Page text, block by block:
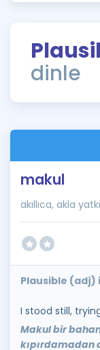
Rehberlik
ÖSYM
İngilizce
dinle
makul
akıllıca, akla
Plausible (adj)
I stood still,
Makul bir
kıpırdamadan